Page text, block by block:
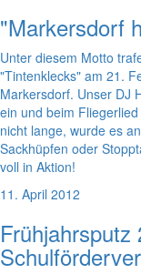
"Markersdorf
Unter diesem Motto
"Tintenklecks" am 21.
Markersdorf. Unser DJ
ein und beim
nicht lange, wurde es
Sackhüpfen oder
voll in Aktion!
11. April 2012
Frühjahrsputz